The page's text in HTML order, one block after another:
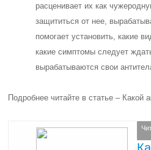
расценивает их как
защититься от нее,
помогает установить, какие
какие симптомы следует
вырабатываются свои
Подробнее читайте в статье – Какой